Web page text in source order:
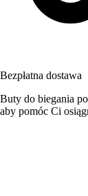
Bezpłatna dostawa
Buty do biegania
aby pomóc Ci